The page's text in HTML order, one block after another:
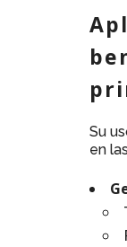
Su
en